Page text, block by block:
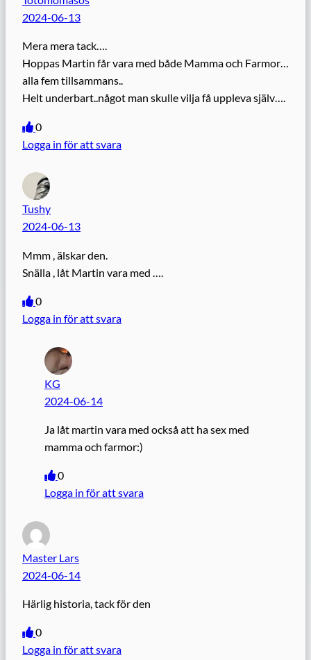
2024-06-13
Mera mera tack….
Hoppas Martin får vara med både Mamma och Farmor…
alla fem tillsammans..
Helt underbart..något man skulle vilja få uppleva själv….
0
Logga in för att svara
Tushy
2024-06-13
Mmm , älskar den.
Snälla , låt Martin vara med ….
0
Logga in för att svara
KG
2024-06-14
Ja låt martin vara med också att ha sex med
mamma och farmor:)
0
Logga in för att svara
Master Lars
2024-06-14
Härlig historia, tack för den
0
Logga in för att svara